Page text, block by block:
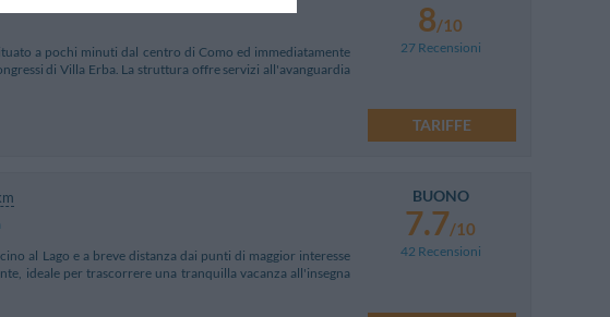
a pochi minuti dal centro di Como ed immediatamente
di Villa Erba. La struttura offre servizi all'avanguardia
8/10
27 Recensioni
TARIFFE
al Lago e a breve distanza dai punti di maggior interesse
ideale per trascorrere una tranquilla vacanza all'insegna
BUONO
7.7/10
42 Recensioni